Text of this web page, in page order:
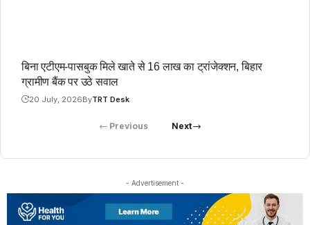
बिना एटीएम-पासबुक मिले खाते से 16 लाख का ट्रांजेक्शन, बिहार
ग्रामीण बैंक पर उठे सवाल
20 July, 2026ByTRT Desk
Previous Next
- Advertisement -